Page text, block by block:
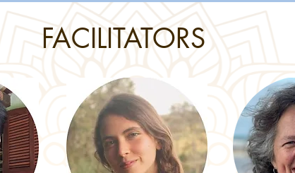
FACILITATORS